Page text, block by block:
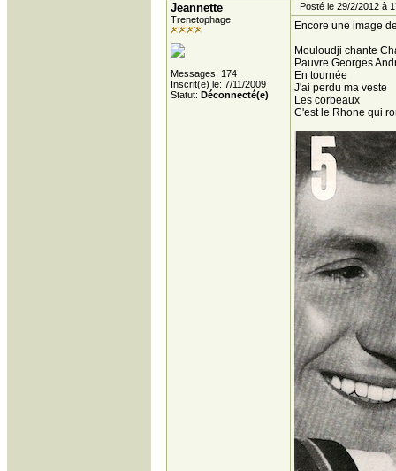
Jeannette
Trenetophage
Messages: 174
Inscrit(e) le: 7/11/2009
Statut: Déconnecté(e)
Posté le 29/2/2012 à
Encore une image
Mouloudji chante
Pauvre Georges
En tournée
J'ai perdu ma veste
Les corbeaux
C'est le Rhone qui